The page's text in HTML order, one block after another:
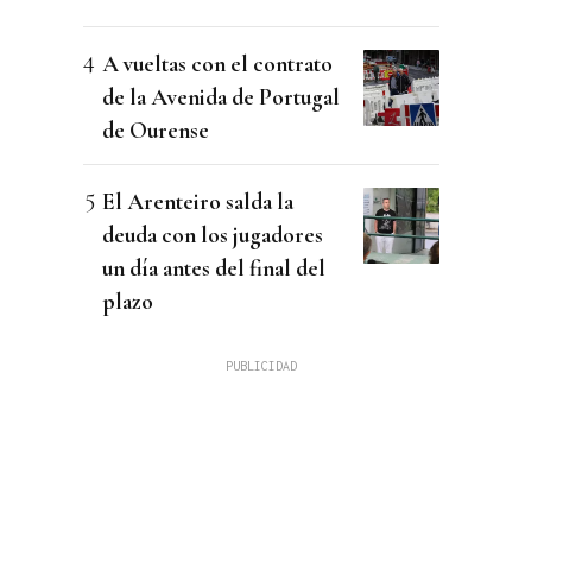
A vueltas con el contrato
de la Avenida de Portugal
de Ourense
El Arenteiro salda la
deuda con los jugadores
un día antes del final del
plazo